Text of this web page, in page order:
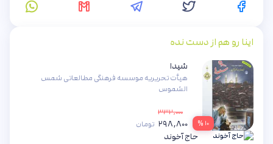
اینا رو هم از دست نده
۱۰ %
شیدا
هیأت تحریریه موسسه فرهنگی مطالعاتی شمس
الشموس
۳۳۲,۰۰۰
۲۹۸,۸۰۰ تومان
حاج آخوند